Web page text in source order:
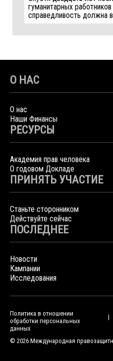
гуманитарных
справедливость должна
О НАС
О нас
Наши Финансы
РЕСУРСЫ
Академия прав человека
О годовом Докладе
ПРИНЯТЬ УЧАСТИЕ
Станьте сторонником
Действуйте сейчас
ПОСЛЕДНЕЕ
Новости
Кампании
Исследования
Политика в отношении
обработки персональных
данных
© 2026 Международная